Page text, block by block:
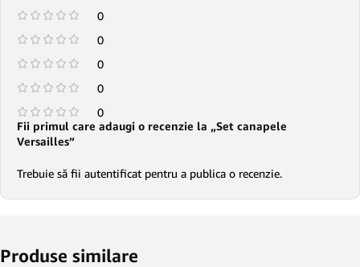
0
0
0
0
0
Fii primul care adaugi o recenzie la „Set canapele
Versailles”
Trebuie să fii autentificat pentru a publica o recenzie.
Produse similare